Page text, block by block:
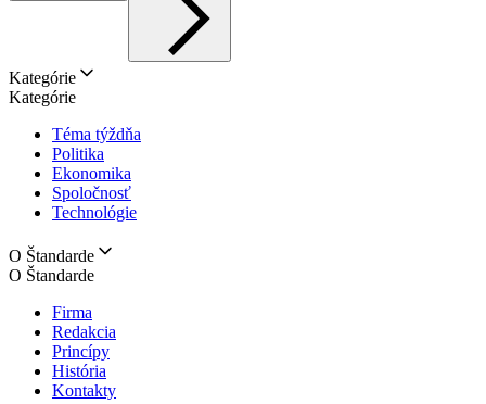
Kategórie
Kategórie
Téma týždňa
Politika
Ekonomika
Spoločnosť
Technológie
O Štandarde
O Štandarde
Firma
Redakcia
Princípy
História
Kontakty